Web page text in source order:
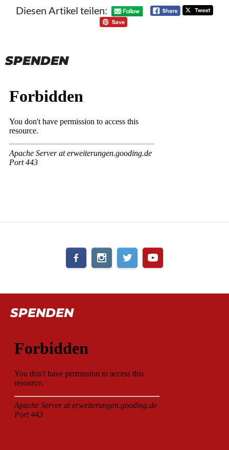
Diesen Artikel teilen:
SPENDEN
SPENDEN